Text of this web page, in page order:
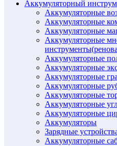
Аккумуляторный
Аккумуляторные
Аккумуляторные
Аккумуляторные
Аккумуляторные
Аккумуляторные
Аккумуляторные
Аккумуляторные
Аккумуляторные
Аккумуляторные
Аккумуляторные
Аккумуляторные
Аккумуляторы
Зарядные
Аккумуляторные